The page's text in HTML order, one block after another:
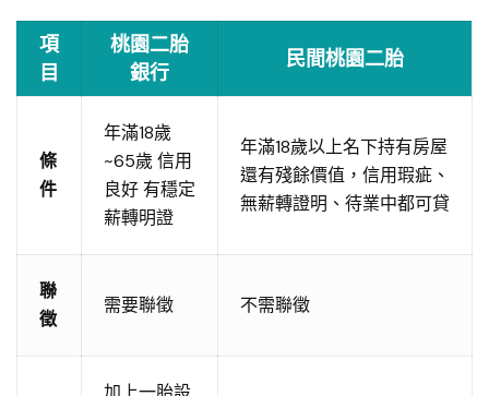
項
目
桃園二胎
銀行
民間桃園二胎
條
件
年滿18歲
~65歲 信用
良好 有穩定
薪轉明證
年滿18歲以上名下持有房屋
還有殘餘價值，信用瑕疵、
無薪轉證明、待業中都可貸
聯
徵
需要聯徵 不需聯徵